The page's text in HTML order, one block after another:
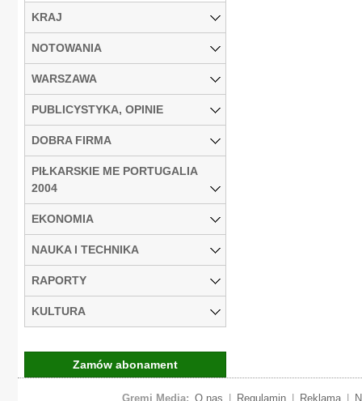
KRAJ
NOTOWANIA
WARSZAWA
PUBLICYSTYKA, OPINIE
DOBRA FIRMA
PIŁKARSKIE ME PORTUGALIA
2004
EKONOMIA
NAUKA I TECHNIKA
RAPORTY
KULTURA
Zamów abonament
Gremi Media: O nas Regulamin Reklama